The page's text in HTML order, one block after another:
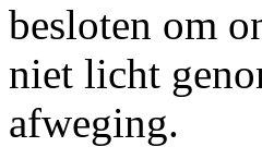
besloten om
niet licht
afweging.